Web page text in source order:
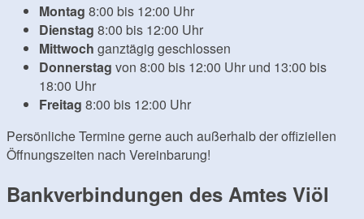
Montag 8:00 bis 12:00 Uhr
Dienstag 8:00 bis 12:00 Uhr
Mittwoch ganztägig geschlossen
Donnerstag von 8:00 bis 12:00 Uhr und 13:00 bis
18:00 Uhr
Freitag 8:00 bis 12:00 Uhr
Persönliche Termine gerne auch außerhalb der offiziellen
Öffnungszeiten nach Vereinbarung!
Bankverbindungen des Amtes Viöl